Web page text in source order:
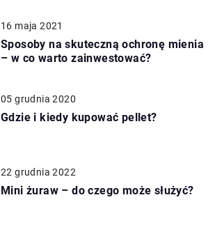
16 maja 2021
Sposoby na skuteczną ochronę mienia
– w co warto zainwestować?
05 grudnia 2020
Gdzie i kiedy kupować pellet?
22 grudnia 2022
Mini żuraw – do czego może służyć?